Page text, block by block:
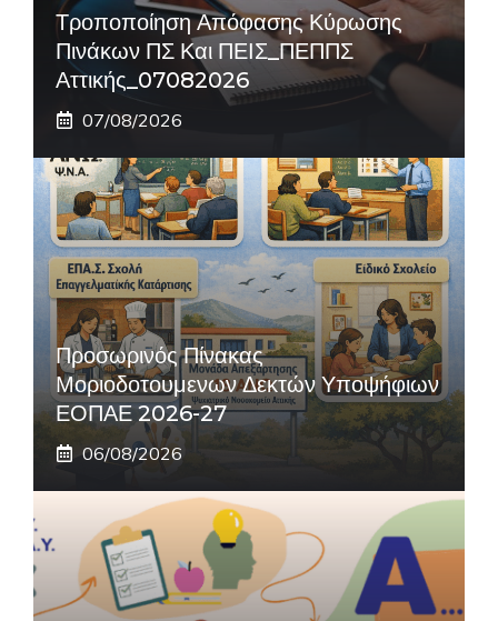
Τροποποίηση Απόφασης Κύρωσης
Πινάκων ΠΣ Και ΠΕΙΣ_ΠΕΠΠΣ
Αττικής_07082026
07/08/2026
Προσωρινός Πίνακας
Μοριοδοτουμενων Δεκτών Υποψήφιων
ΕΟΠΑΕ 2026-27
06/08/2026